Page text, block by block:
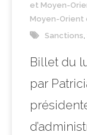
et Moyen-
Moyen-
Sanctions,
Billet du
par